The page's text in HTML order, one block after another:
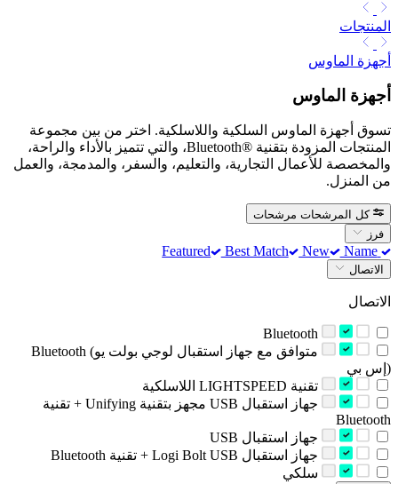
المنتجات
أجهزة الماوس
أجهزة الماوس
تسوق أجهزة الماوس السلكية واللاسلكية. اختر من بين مجموعة
المنتجات المزودة بتقنية Bluetooth®‎، والتي تتميز بالأداء والراحة،
والمخصصة للأعمال التجارية، والتعليم، والسفر، والمدمجة، والعمل
من المنزل.
كل المرشحات مرشحات
فرز
Featured
Best Match New Name
الاتصال
الاتصال
‫Bluetooth ‪(متوافق مع جهاز استقبال لوجي بولت يو
إس بي)‬‬
‫جهاز استقبال USB مجهز بتقنية Unifying‏ + تقنية
‫سلكي‬